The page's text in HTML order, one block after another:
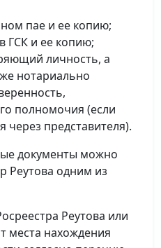
пае и ее копию;
ГСК и ее копию;
личность, а
нотариально
полномочия (если
через представителя).
документы можно
Реутова одним из
Реутова или
места нахождения